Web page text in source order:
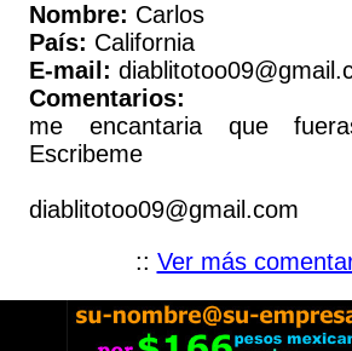
Nombre: Carlos
País: California
E-mail:
Comentarios:
me encantaria que
Escribeme
diablitotoo09@gmail.com
:: Ver más